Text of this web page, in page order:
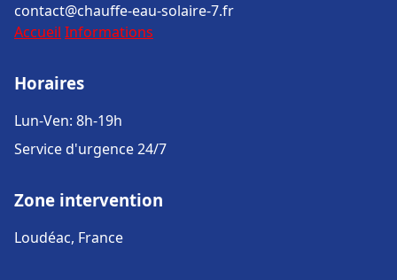
contact@chauffe-eau-solaire-7.fr
Accueil Informations
Horaires
Lun-Ven: 8h-19h
Service d'urgence 24/7
Zone intervention
Loudéac, France